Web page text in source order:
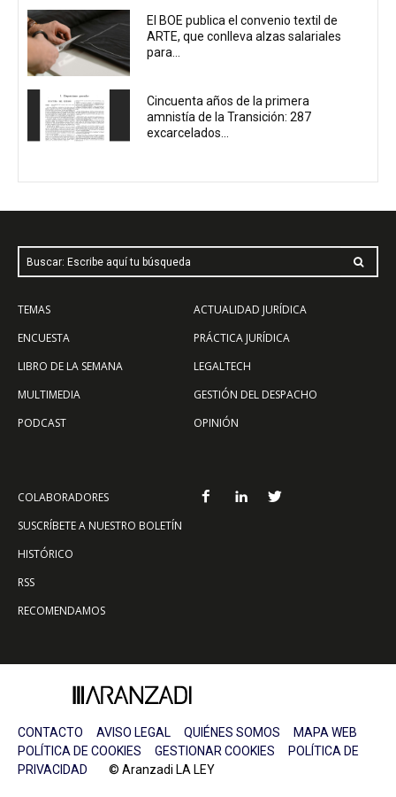
El BOE publica el convenio textil de
ARTE, que conlleva alzas salariales
para...
Cincuenta años de la primera
amnistía de la Transición: 287
excarcelados...
Buscar: Escribe aquí tu búsqueda
TEMAS
ENCUESTA
LIBRO DE LA SEMANA
MULTIMEDIA
PODCAST
ACTUALIDAD JURÍDICA
PRÁCTICA JURÍDICA
LEGALTECH
GESTIÓN DEL DESPACHO
OPINIÓN
COLABORADORES
SUSCRÍBETE A NUESTRO BOLETÍN
HISTÓRICO
RSS
RECOMENDAMOS
CONTACTO AVISO LEGAL QUIÉNES SOMOS
MAPA WEB
POLÍTICA DE COOKIES
GESTIONAR COOKIES
POLÍTICA DE
PRIVACIDAD © Aranzadi LA LEY